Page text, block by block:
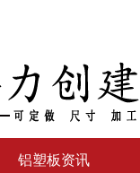
铝塑板资讯